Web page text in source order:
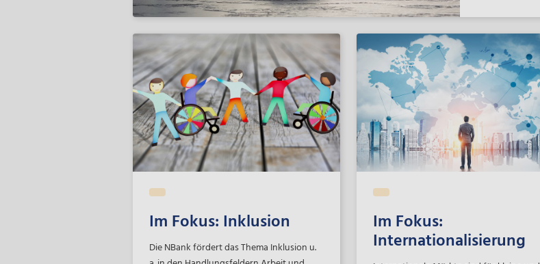
Im Fokus: Inklusion
Die NBank fördert das Thema Inklusion u.
Im Fokus:
Internationalisierung